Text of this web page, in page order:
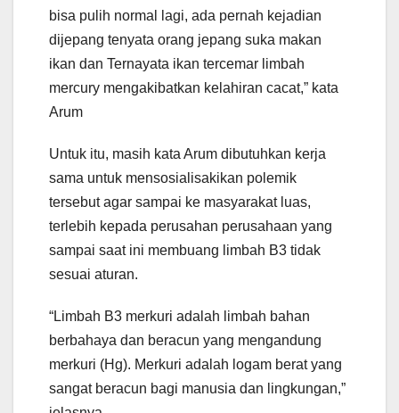
bisa pulih normal lagi, ada pernah kejadian
dijepang tenyata orang jepang suka makan
ikan dan Ternayata ikan tercemar limbah
mercury mengakibatkan kelahiran cacat,” kata
Arum
Untuk itu, masih kata Arum dibutuhkan kerja
sama untuk mensosialisakikan polemik
tersebut agar sampai ke masyarakat luas,
terlebih kepada perusahan perusahaan yang
sampai saat ini membuang limbah B3 tidak
sesuai aturan.
“Limbah B3 merkuri adalah limbah bahan
berbahaya dan beracun yang mengandung
merkuri (Hg). Merkuri adalah logam berat yang
sangat beracun bagi manusia dan lingkungan,”